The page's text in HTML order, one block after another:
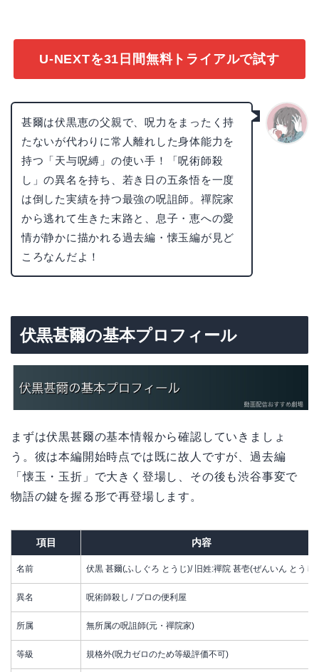
U-NEXTを31日間無料トライアルで試す
甚爾は伏黒恵の父親で、呪力をまったく持
たないが代わりに常人離れした身体能力を
持つ「天与呪縛」の使い手！「呪術師殺
し」の異名を持ち、若き日の五条悟を一度
は倒した実績を持つ最強の呪詛師。禪院家
から逃れて生きた末路と、息子・恵への愛
情が静かに描かれる過去編・懐玉編が見ど
ころなんだよ！
伏黒甚爾の基本プロフィール
まずは伏黒甚爾の基本情報から確認していきましょ
う。彼は本編開始時点では既に故人ですが、過去編
「懐玉・玉折」で大きく登場し、その後も渋谷事変で
物語の鍵を握る形で再登場します。
項目 内容
名前 伏黒 甚爾(ふしぐろ とうじ)/ 旧姓:禪院 甚壱(ぜんいん とうじ)
異名 呪術師殺し / プロの便利屋
所属 無所属の呪詛師(元・禪院家)
等級 規格外(呪力ゼロのため等級評価不可)